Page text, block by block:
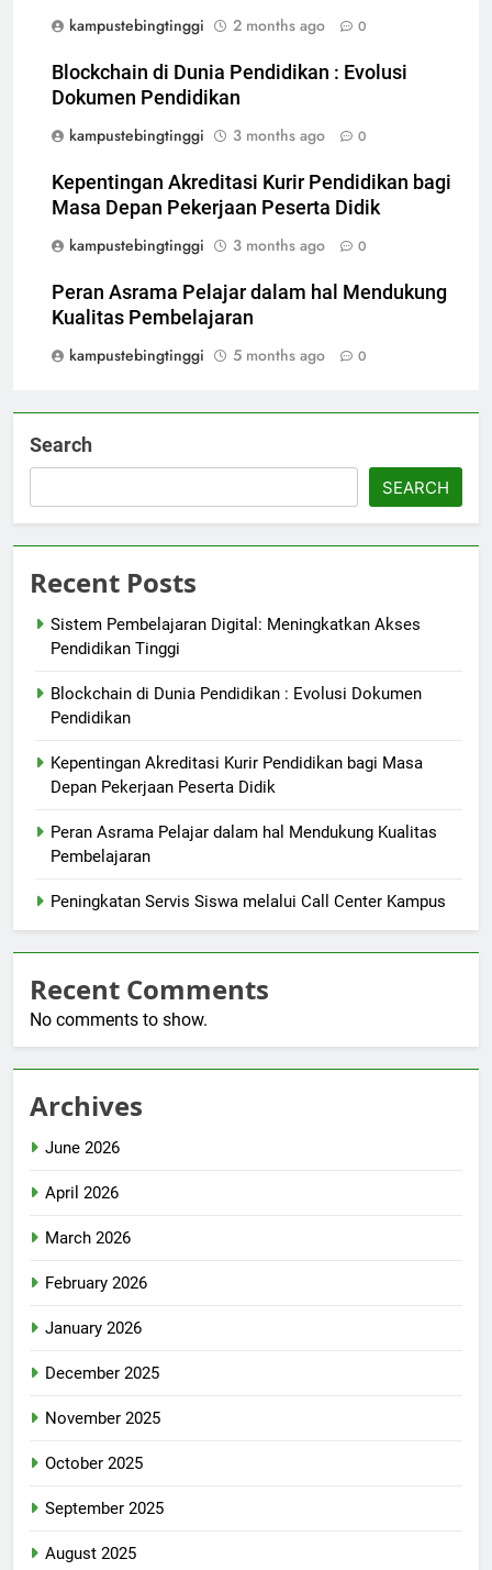
kampustebingtinggi
2 months ago 0
Blockchain di Dunia Pendidikan : Evolusi
Dokumen Pendidikan
kampustebingtinggi
3 months ago 0
Kepentingan Akreditasi Kurir Pendidikan bagi
Masa Depan Pekerjaan Peserta Didik
kampustebingtinggi
3 months ago 0
Peran Asrama Pelajar dalam hal Mendukung
Kualitas Pembelajaran
kampustebingtinggi
5 months ago 0
Search
SEARCH
Recent Posts
Sistem Pembelajaran Digital: Meningkatkan Akses
Pendidikan Tinggi
Blockchain di Dunia Pendidikan : Evolusi Dokumen
Pendidikan
Kepentingan Akreditasi Kurir Pendidikan bagi Masa
Depan Pekerjaan Peserta Didik
Peran Asrama Pelajar dalam hal Mendukung Kualitas
Pembelajaran
Peningkatan Servis Siswa melalui Call Center Kampus
Recent Comments
No comments to show.
Archives
June 2026
April 2026
March 2026
February 2026
January 2026
December 2025
November 2025
October 2025
September 2025
August 2025